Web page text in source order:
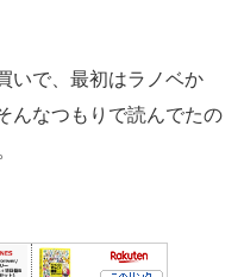
いで、最初はラノベか
んなつもりで読んでたの